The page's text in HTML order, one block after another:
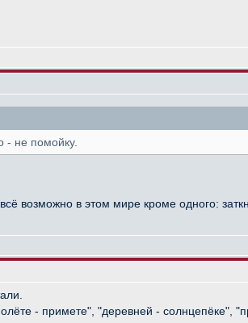
- не помойку.
возможно в этом мире кроме одного:
- примете", "деревней - солнцепёке",